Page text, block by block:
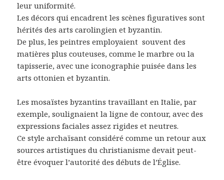
leur uniformité.
Les décors qui encadrent les scènes figuratives sont
hérités des arts carolingien et byzantin.
De plus, les peintres employaient souvent des
matières plus couteuses, comme le marbre ou la
tapisserie, avec une iconographie puisée dans les
arts ottonien et byzantin.
Les mosaïstes byzantins travaillant en Italie, par
exemple, soulignaient la ligne de contour, avec des
expressions faciales assez rigides et neutres.
Ce style archaïsant considéré comme un retour aux
sources artistiques du christianisme devait peut-
être évoquer l’autorité des débuts de l’Église.